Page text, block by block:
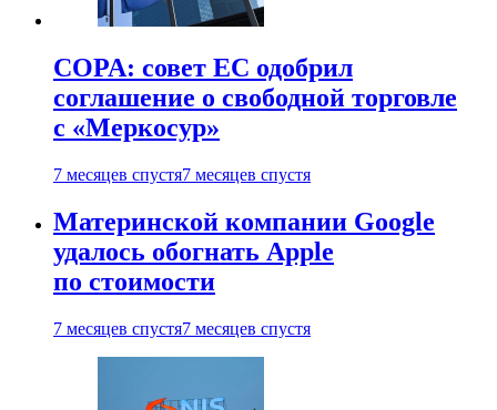
COPA: совет ЕС одобрил
соглашение о свободной торговле
с «Меркосур»
7 месяцев спустя7 месяцев спустя
Материнской компании Google
удалось обогнать Apple
по стоимости
7 месяцев спустя7 месяцев спустя